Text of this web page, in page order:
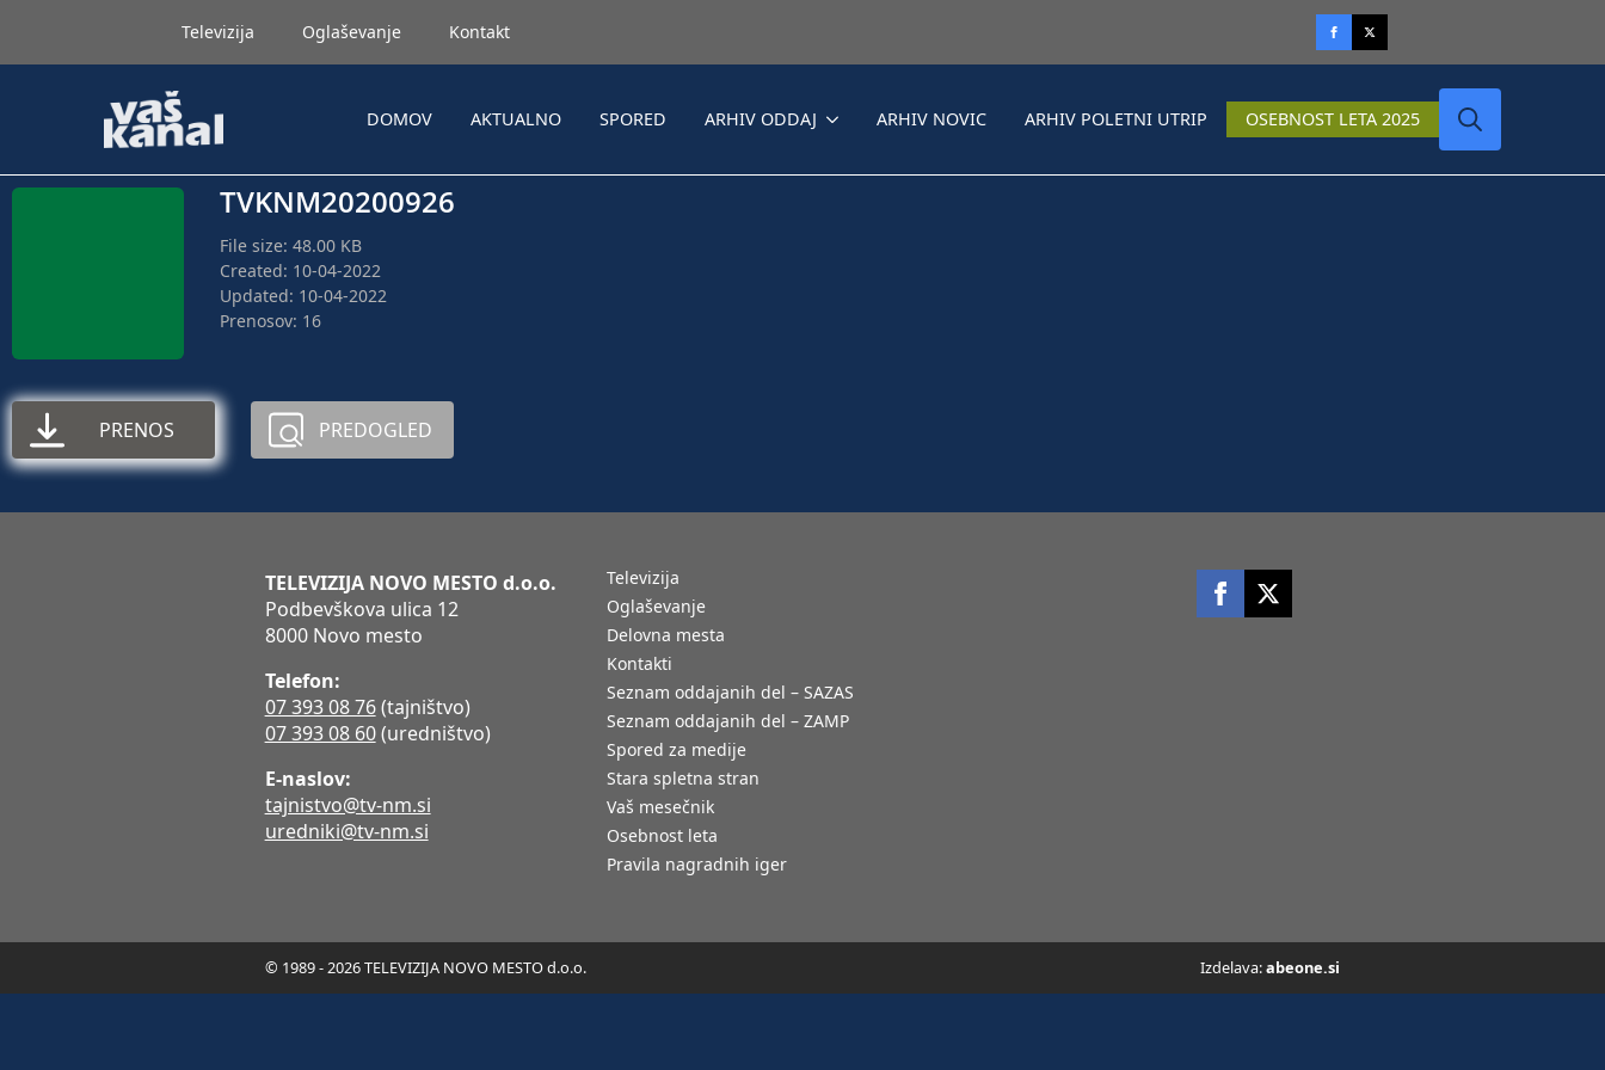
Televizija Oglaševanje Kontakt
DOMOV AKTUALNO SPORED ARHIV ODDAJ ARHIV NOVIC ARHIV POLETNI UTRIP OSEBNOST LETA 2025
TVKNM20200926
File size: 48.00 KB
Created: 10-04-2022
Updated: 10-04-2022
Prenosov: 16
PRENOS PREDOGLED
TELEVIZIJA NOVO MESTO d.o.o.
Podbevškova ulica 12
8000 Novo mesto
Telefon:
07 393 08 76(tajništvo)
07 393 08 60(uredništvo)
E-naslov:
tajnistvo@tv-nm.si
uredniki@tv-nm.si
Televizija
Oglaševanje
Delovna mesta
Kontakti
Seznam oddajanih del – SAZAS
Seznam oddajanih del – ZAMP
Spored za medije
Stara spletna stran
Vaš mesečnik
Osebnost leta
Pravila nagradnih iger
© 1989 - 2026 TELEVIZIJA NOVO MESTO d.o.o. Izdelava:abeone.si